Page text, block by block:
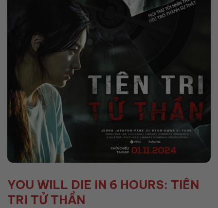
YOU WILL DIE IN 6 HOURS: TIÊN
TRI TỬ THẦN